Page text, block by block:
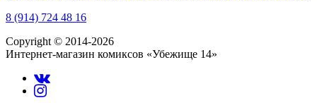
8 (914) 724 48 16
Copyright © 2014-2026
Интернет-магазин комиксов «Убежище 14»